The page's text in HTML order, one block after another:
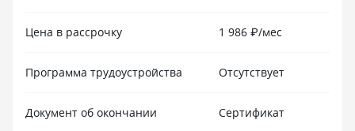
Цена в рассрочку 1 986 ₽/мес
Программа трудоустройства Отсутствует
Документ об окончании Сертификат